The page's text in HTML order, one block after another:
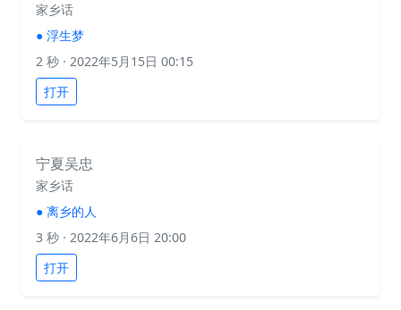
家乡话
● 浮生梦
2 秒 · 2022年5月15日 00:15
打开
宁夏吴忠
家乡话
● 离乡的人
3 秒 · 2022年6月6日 20:00
打开